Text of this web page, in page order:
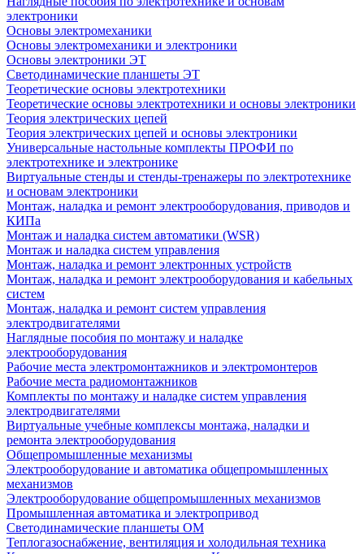
электроники
Основы электромеханики
Основы электромеханики и электроники
Основы электроники ЭТ
Светодинамические планшеты ЭТ
Теоретические основы электротехники
Теоретические основы электротехники и основы электроники
Теория электрических цепей
Теория электрических цепей и основы электроники
Универсальные настольные комплекты ПРОФИ по
электротехнике и электронике
Виртуальные стенды и стенды-тренажеры по электротехнике
и основам электроники
Монтаж, наладка и ремонт электрооборудования, приводов и
КИПа
Монтаж и наладка систем автоматики (WSR)
Монтаж и наладка систем управления
Монтаж, наладка и ремонт электронных устройств
Монтаж, наладка и ремонт электрооборудования и кабельных
систем
Монтаж, наладка и ремонт систем управления
электродвигателями
Наглядные пособия по монтажу и наладке
электрооборудования
Рабочие места электромонтажников и электромонтеров
Рабочие места радиомонтажников
Комплекты по монтажу и наладке систем управления
электродвигателями
Виртуальные учебные комплексы монтажа, наладки и
ремонта электрооборудования
Общепромышленные механизмы
Электрооборудование и автоматика общепромышленных
механизмов
Электрооборудование общепромышленных механизмов
Промышленная автоматика и электропривод
Светодинамические планшеты ОМ
Теплогазоснабжение, вентиляция и холодильная техника